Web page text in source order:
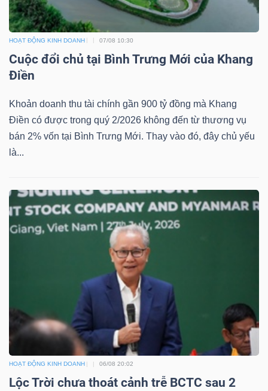
HOẠT ĐỘNG KINH DOANH 07/08 10:30
Cuộc đổi chủ tại Bình Trưng Mới của Khang
Điền
Khoản doanh thu tài chính gần 900 tỷ đồng mà Khang
Điền có được trong quý 2/2026 không đến từ thương vụ
bán 2% vốn tại Bình Trưng Mới. Thay vào đó, đây chủ yếu
là...
HOẠT ĐỘNG KINH DOANH 06/08 20:02
Lộc Trời chưa thoát cảnh trễ BCTC sau 2